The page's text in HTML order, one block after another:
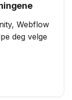
Webflow
deg velge